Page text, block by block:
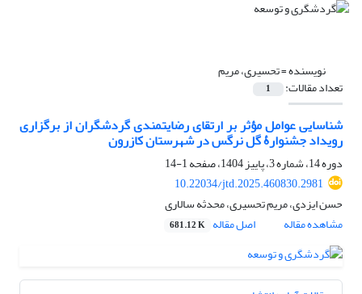
نویسنده =تحسیری، مریم
تعداد مقالات: 1
شناسایی عوامل مؤثر بر ارتقای رضایتمندی گردشگران از برگزاری
رویداد جشنوارۀ گل نرگس در شهرستان کازرون
دوره 14، شماره 3، پاییز 1404، صفحه
1-14
10.22034/jtd.2025.460830.2981
حسن ایزدی، مریم تحسیری، محدثه سالاری
مشاهده مقاله
اصل مقاله 681.12 K